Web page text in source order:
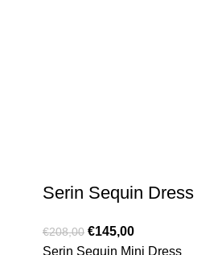
Serin Sequin Dress
€208,00 €145,00
Serin Sequin Mini Dress